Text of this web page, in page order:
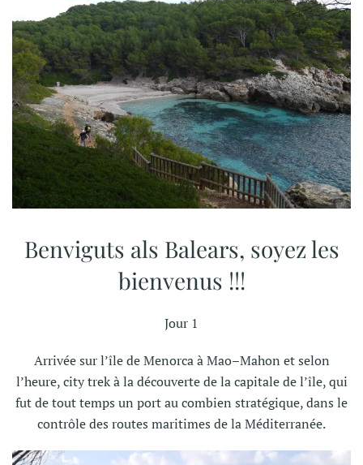
Benviguts als Balears, soyez les
bienvenus !!!
Jour 1
Arrivée sur l’île de Menorca à Mao–Mahon et selon
l’heure, city trek à la découverte de la capitale de l’île, qui
fut de tout temps un port au combien stratégique, dans le
contrôle des routes maritimes de la Méditerranée.